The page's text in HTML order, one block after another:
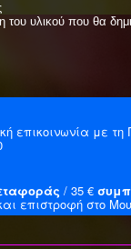
του υλικού που θα
επικοινωνία με
/ 35 €
επιστροφή στο